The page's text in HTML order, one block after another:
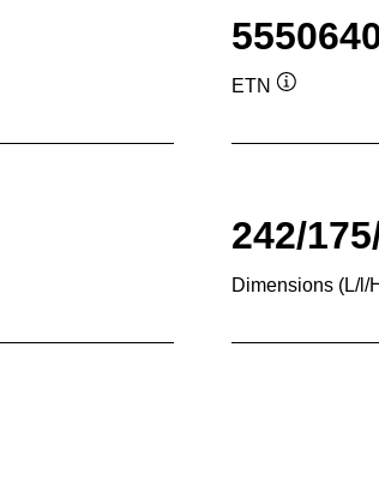
ETN
242/
Dimensions (L/l/